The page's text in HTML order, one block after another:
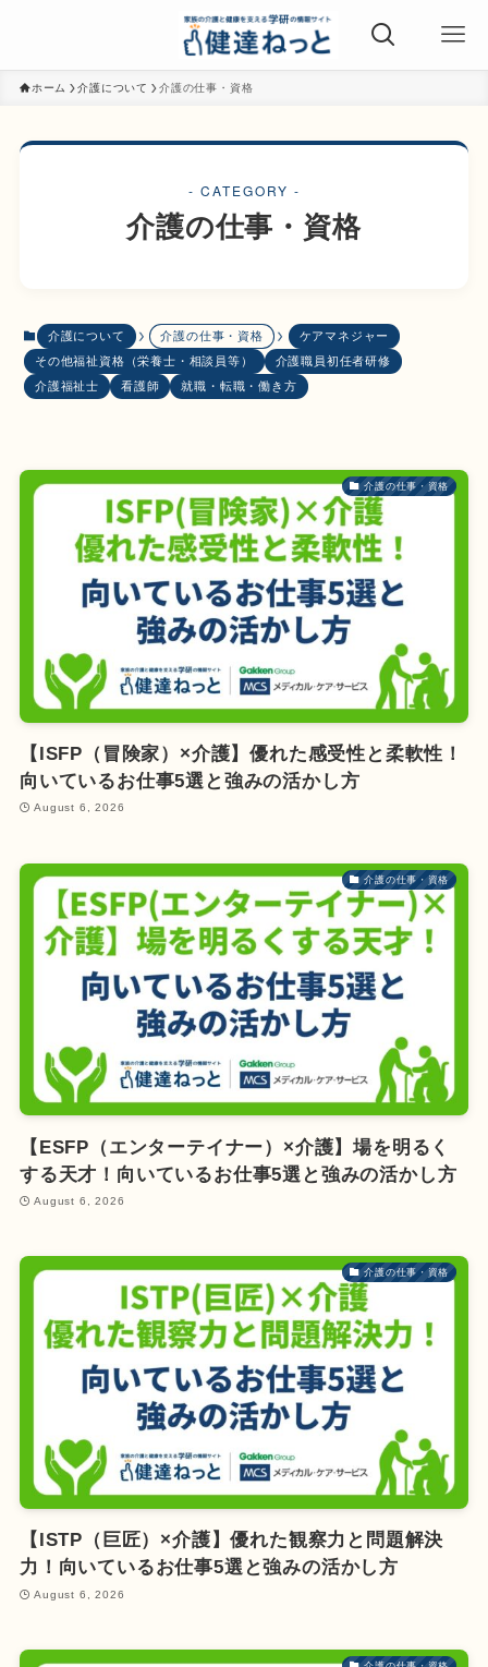
ホーム 介護について 介護の仕事・資格
- CATEGORY -
介護の仕事・資格
介護について 介護の仕事・資格
ケアマネジャー
その他福祉資格（栄養士・相談員等）
介護職員初任者研修
介護福祉士
看護師 就職・転職・働き方
介護の仕事・資格
【ISFP（冒険家）×介護】優れた感受性と柔軟性！
向いているお仕事5選と強みの活かし方
August 6, 2026
介護の仕事・資格
【ESFP（エンターテイナー）×介護】場を明るく
する天才！向いているお仕事5選と強みの活かし方
August 6, 2026
介護の仕事・資格
【ISTP（巨匠）×介護】優れた観察力と問題解決
力！向いているお仕事5選と強みの活かし方
August 6, 2026